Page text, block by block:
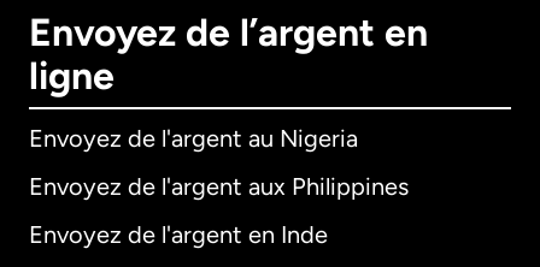
Envoyez de l’argent en
ligne
Envoyez de l'argent au Nigeria
Envoyez de l'argent aux Philippines
Envoyez de l'argent en Inde